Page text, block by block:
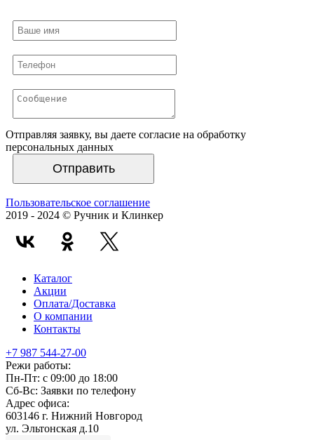
Отправляя заявку, вы даете согласие на обработку
персональных данных
Отправить
Пользовательское соглашение
2019 - 2024 © Ручник и Клинкер
Каталог
Акции
Оплата/Доставка
О компании
Контакты
+7 987 544-27-00
Режи работы:
Пн-Пт: с 09:00 до 18:00
Сб-Вс: Заявки по телефону
Адрес офиса:
603146 г. Нижний Новгород
ул. Эльтонская д.10